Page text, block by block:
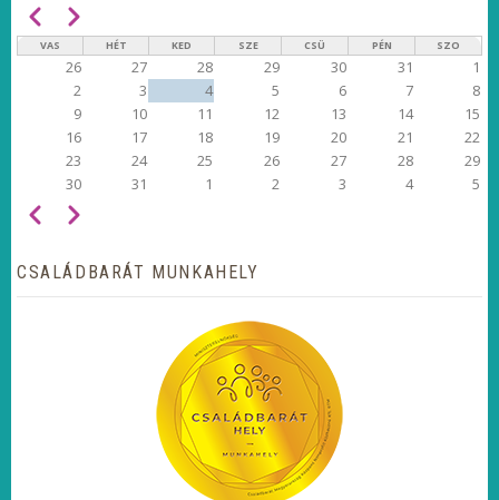
OLDALSZÁMOZÁS
Előző Következő
VAS HÉT KED SZE CSÜ PÉN SZO
26 27 28 29 30 31
1
2
3 4 5 6 7
8
9
10 11 12 13 14
15
16
17 18 19 20 21
22
23
24 25 26 27 28
29
30
31 1 2 3 4 5
OLDALSZÁMOZÁS
Előző Következő
CSALÁDBARÁT MUNKAHELY